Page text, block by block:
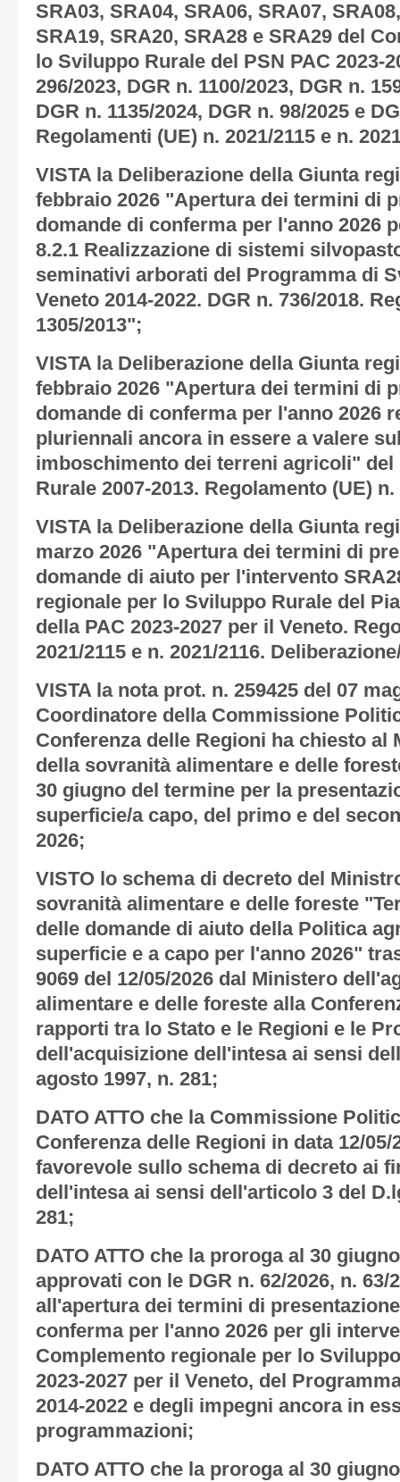
SRA03, SRA04, SRA06, SRA07,
SRA19, SRA20, SRA28 e SRA29 del
lo Sviluppo Rurale del PSN PAC 2023-
296/2023, DGR n. 1100/2023, DGR n.
DGR n. 1135/2024, DGR n. 98/2025 e
Regolamenti (UE) n. 2021/2115 e n.
VISTA la Deliberazione della Giunta
febbraio 2026 "Apertura dei termini di
domande di conferma per l'anno 2026
8.2.1 Realizzazione di sistemi
seminativi arborati del Programma di
Veneto 2014-2022. DGR n. 736/2018.
1305/2013";
VISTA la Deliberazione della Giunta
febbraio 2026 "Apertura dei termini di
domande di conferma per l'anno 2026
pluriennali ancora in essere a valere
imboschimento dei terreni agricoli"
Rurale 2007-2013. Regolamento (UE)
VISTA la Deliberazione della Giunta
marzo 2026 "Apertura dei termini di
domande di aiuto per l'intervento
regionale per lo Sviluppo Rurale del
della PAC 2023-2027 per il Veneto.
2021/2115 e n. 2021/2116.
VISTA la nota prot. n. 259425 del 07
Coordinatore della Commissione
Conferenza delle Regioni ha chiesto
della sovranità alimentare e delle
30 giugno del termine per la
superficie/a capo, del primo e del
2026;
VISTO lo schema di decreto del
sovranità alimentare e delle foreste
delle domande di aiuto della Politica
superficie e a capo per l'anno 2026"
9069 del 12/05/2026 dal Ministero
alimentare e delle foreste alla
rapporti tra lo Stato e le Regioni e le
dell'acquisizione dell'intesa ai sensi
agosto 1997, n. 281;
DATO ATTO che la Commissione
Conferenza delle Regioni in data 12/
favorevole sullo schema di decreto ai
dell'intesa ai sensi dell'articolo 3 del
281;
DATO ATTO che la proroga al 30
approvati con le DGR n. 62/2026, n. 63/
all'apertura dei termini di
conferma per l'anno 2026 per gli
Complemento regionale per lo
2023-2027 per il Veneto, del
2014-2022 e degli impegni ancora in
programmazioni;
DATO ATTO che la proroga al 30